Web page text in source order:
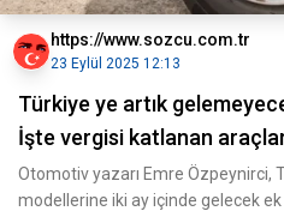
https://www.sozcu.com.tr
23 Eylül 2025 12:13
Türkiye ye artık
İşte vergisi katlanan
Otomotiv yazarı Emre Özpeynirci,
modellerine iki ay içinde gelecek